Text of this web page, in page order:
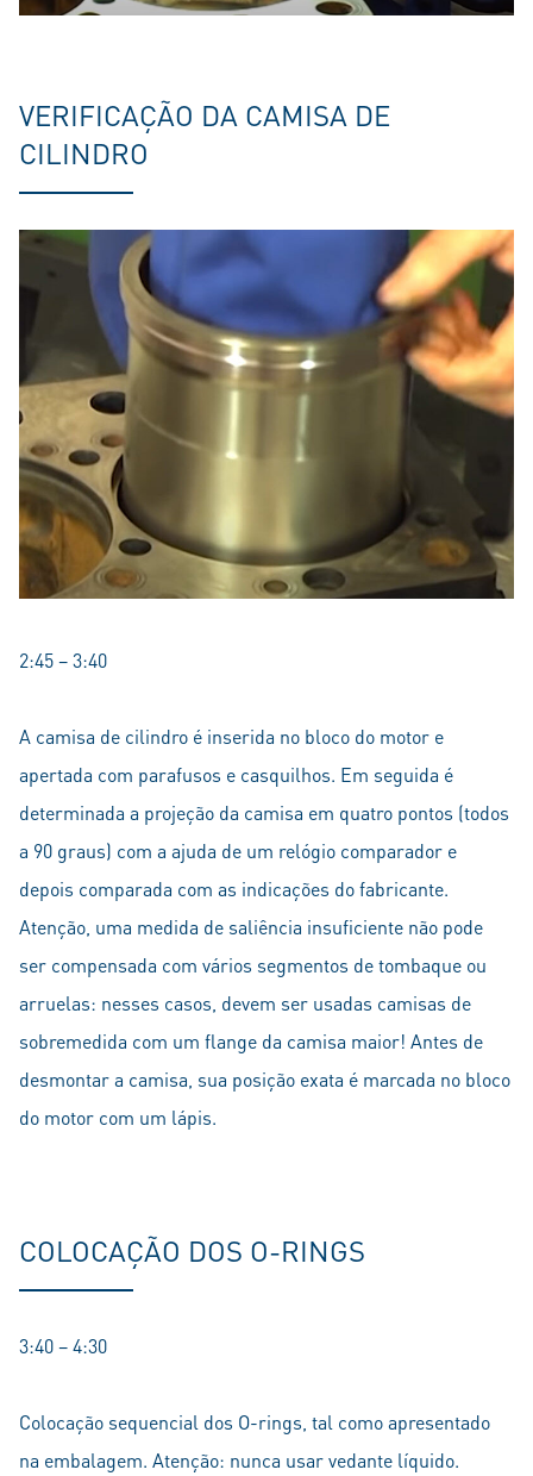
VERIFICAÇÃO DA CAMISA DE
CILINDRO
2:45 – 3:40
A camisa de cilindro é inserida no bloco do motor e
apertada com parafusos e casquilhos. Em seguida é
determinada a projeção da camisa em quatro pontos (todos
a 90 graus) com a ajuda de um relógio comparador e
depois comparada com as indicações do fabricante.
Atenção, uma medida de saliência insuficiente não pode
ser compensada com vários segmentos de tombaque ou
arruelas: nesses casos, devem ser usadas camisas de
sobremedida com um flange da camisa maior! Antes de
desmontar a camisa, sua posição exata é marcada no bloco
do motor com um lápis.
COLOCAÇÃO DOS O-RINGS
3:40 – 4:30
Colocação sequencial dos O-rings, tal como apresentado
na embalagem. Atenção: nunca usar vedante líquido.